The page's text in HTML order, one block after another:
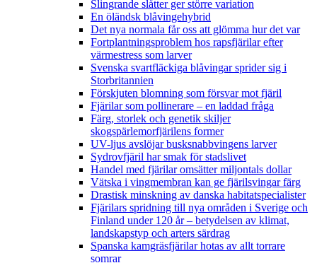
Slingrande slåtter ger större variation
En öländsk blåvingehybrid
Det nya normala får oss att glömma hur det var
Fortplantningsproblem hos rapsfjärilar efter
värmestress som larver
Svenska svartfläckiga blåvingar sprider sig i
Storbritannien
Förskjuten blomning som försvar mot fjäril
Fjärilar som pollinerare – en laddad fråga
Färg, storlek och genetik skiljer
skogspärlemorfjärilens former
UV-ljus avslöjar busksnabbvingens larver
Sydrovfjäril har smak för stadslivet
Handel med fjärilar omsätter miljontals dollar
Vätska i vingmembran kan ge fjärilsvingar färg
Drastisk minskning av danska habitatspecialister
Fjärilars spridning till nya områden i Sverige och
Finland under 120 år– betydelsen av klimat,
landskapstyp och arters särdrag
Spanska kamgräsfjärilar hotas av allt torrare
somrar